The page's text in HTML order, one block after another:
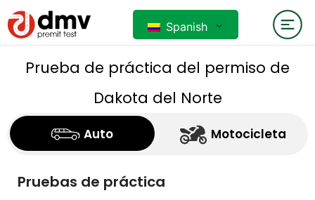
Spanish
Prueba de práctica del permiso de
Dakota del Norte
Auto Motocicleta
Pruebas de práctica